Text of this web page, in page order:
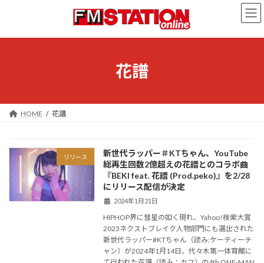
ン
ー
花譜
HOME 花譜
リリース
新世代ラッパー＃KTちゃん、YouTube
総再生回数2億超えの花譜とのコラボ曲
『BEKI feat. 花譜 (Prod.peko)』を2/28
にリリース配信が決定
2024年1月21日
HIPHOP界に彗星の如く現れ、Yahoo!検索大賞
2023ネクストブレイク人物部門にも選出された
新世代ラッパー#KTちゃん（読み:ケーティーチ
ャン）が2024年1月14日、代々木第一体育館に